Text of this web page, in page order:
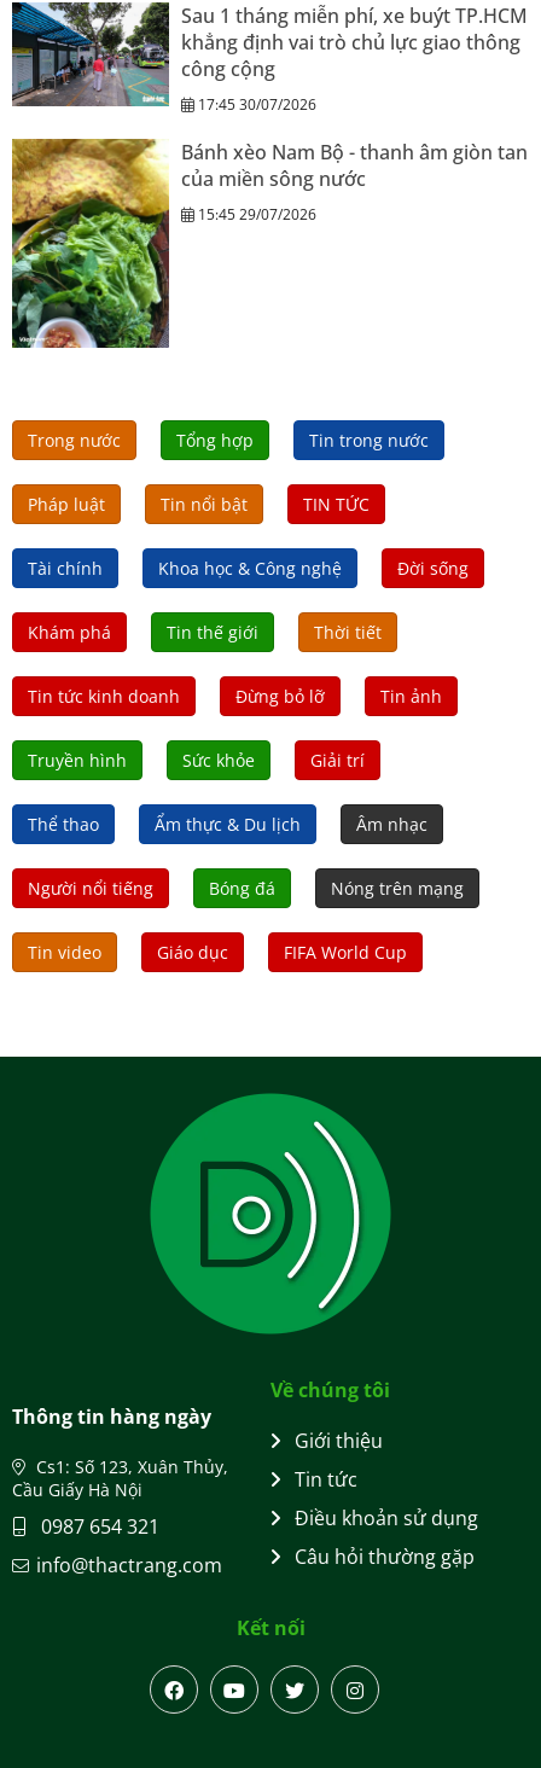
Sau 1 tháng miễn phí, xe buýt TP.HCM
khẳng định vai trò chủ lực giao thông
công cộng
17:45 30/07/2026
Bánh xèo Nam Bộ - thanh âm giòn tan
của miền sông nước
15:45 29/07/2026
Trong nước Tổng hợp Tin trong nước
Pháp luật Tin nổi bật TIN TỨC
Tài chính Khoa học & Công nghệ Đời sống
Khám phá Tin thế giới Thời tiết
Tin tức kinh doanh Đừng bỏ lỡ Tin ảnh
Truyền hình Sức khỏe Giải trí
Thể thao Ẩm thực & Du lịch Âm nhạc
Người nổi tiếng Bóng đá Nóng trên mạng
Tin video Giáo dục FIFA World Cup
Thông tin hàng ngày
Cs1: Số 123, Xuân Thủy,
Cầu Giấy Hà Nội
0987 654 321
info@thactrang.com
Về chúng tôi
Giới thiệu
Tin tức
Điều khoản sử dụng
Câu hỏi thường gặp
Kết nối